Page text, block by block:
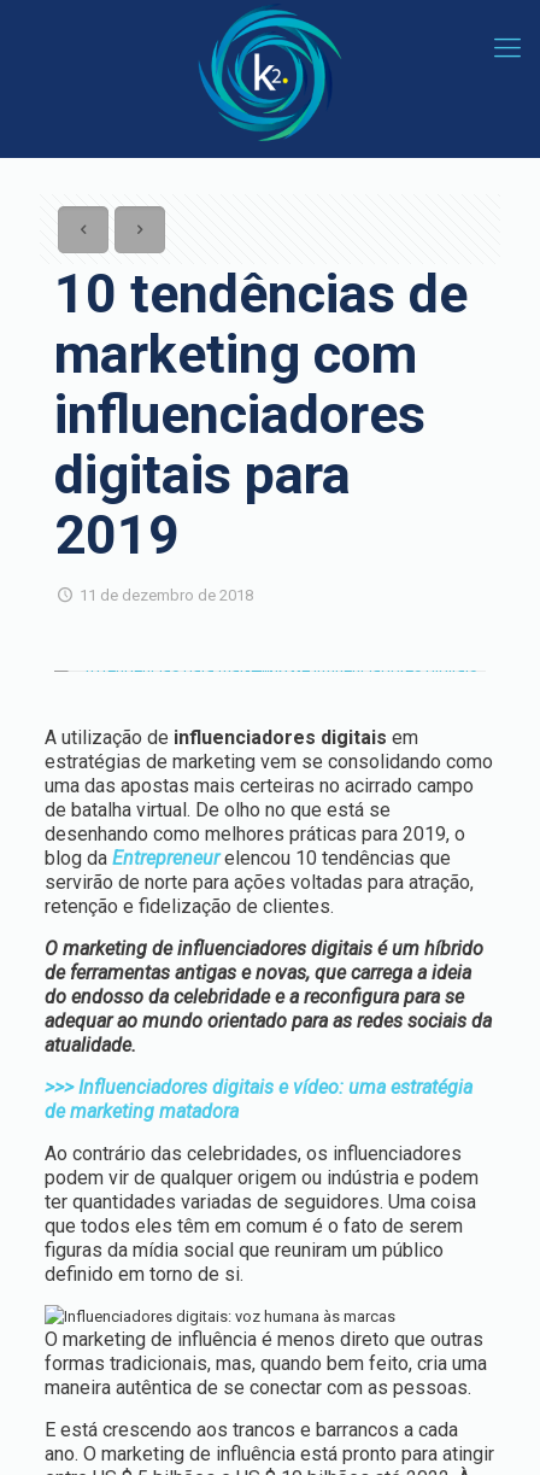
10 tendências de
marketing com
influenciadores
digitais para
2019
11 de dezembro de 2018
A utilização de influenciadores digitais em
estratégias de marketing vem se consolidando como
uma das apostas mais certeiras no acirrado campo
de batalha virtual. De olho no que está se
desenhando como melhores práticas para 2019, o
blog da Entrepreneurelencou 10 tendências que
servirão de norte para ações voltadas para atração,
retenção e fidelização de clientes.
O marketing de influenciadores digitais é um híbrido
de ferramentas antigas e novas, que carrega a ideia
do endosso da celebridade e a reconfigura para se
adequar ao mundo orientado para as redes sociais da
atualidade.
>>> Influenciadores digitais e vídeo: uma estratégia
de marketing matadora
Ao contrário das celebridades, os influenciadores
podem vir de qualquer origem ou indústria e podem
ter quantidades variadas de seguidores. Uma coisa
que todos eles têm em comum é o fato de serem
figuras da mídia social que reuniram um público
definido em torno de si.
O marketing de influência é menos direto que outras
formas tradicionais, mas, quando bem feito, cria uma
maneira autêntica de se conectar com as pessoas.
E está crescendo aos trancos e barrancos a cada
ano. O marketing de influência está pronto para atingir